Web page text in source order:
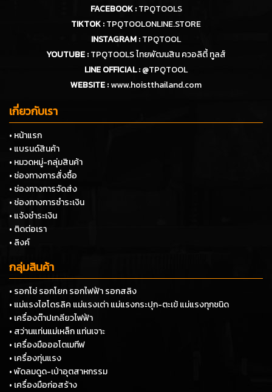
FACEBOOK : TPQTOOLS
TIKTOK :TPQTOOLONLINE.STORE
INSTAGRAM :TPQTOOL
YOUTUBE :TPQTOOLS ไทยพัฒนสิน ควอลิตี้ ทูลส์
LINE OFFICIAL :@TPQTOOL
WEBSITE :www.hoistthailand.com
เกี่ยวกับเรา
• หน้าแรก
• แบรนด์สินค้า
• หมวดหมู่-กลุ่มสินค้า
• ช่องทางการสั่งซื้อ
• ช่องทางการจัดส่ง
• ช่องทางการชำระเงิน
• แจ้งชำระเงิน
• ติดต่อเรา
• ลิงค์
กลุ่มสินค้า
• รอกโซ่ รอกโยก รอกไฟฟ้า รอกสลิง
• แม่แรงไฮโดรลิค แม่แรงเต่า แม่แรงกระปุก-ตะเข้ แม่แรงทุกชนิด
• เครื่องต๊าปเกลียวไฟฟ้า
• สว่านแท่นแม่เหล็ก แท่นเจาะ
• เครื่องมือออโตเมทีฟ
• เครื่องทุ่นแรง
• พัดลมดูด-เป่าอุตสาหกรรม
• เครื่องมือก่อสร้าง